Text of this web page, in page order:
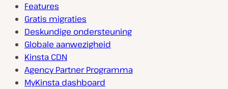
Features
Gratis migraties
Deskundige ondersteuning
Globale aanwezigheid
Kinsta CDN
Agency Partner Programma
MyKinsta dashboard